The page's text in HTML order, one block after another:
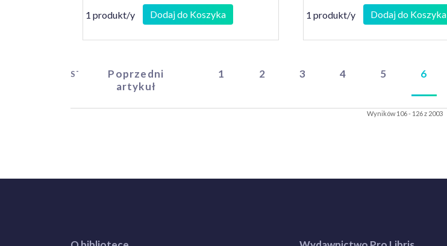
prawdziwego uzdrowienia
1 produkt/y Dodaj do Koszyka 1 produkt/y Dodaj do Koszyka
START
Poprzedni
artykuł
1 2 3 4 5 6
Wyników 106 - 126 z 2003